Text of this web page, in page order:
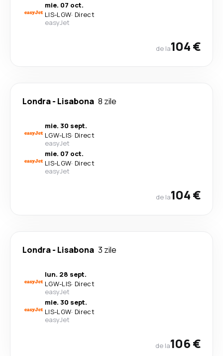
mie. 07 oct.
LIS-LGW· Direct
easyJet
de la104 €
Londra- Lisabona 8 zile
mie. 30 sept.
LGW-LIS· Direct
easyJet
mie. 07 oct.
LIS-LGW· Direct
easyJet
de la104 €
Londra- Lisabona 3 zile
lun. 28 sept.
LGW-LIS· Direct
easyJet
mie. 30 sept.
LIS-LGW· Direct
easyJet
de la106 €